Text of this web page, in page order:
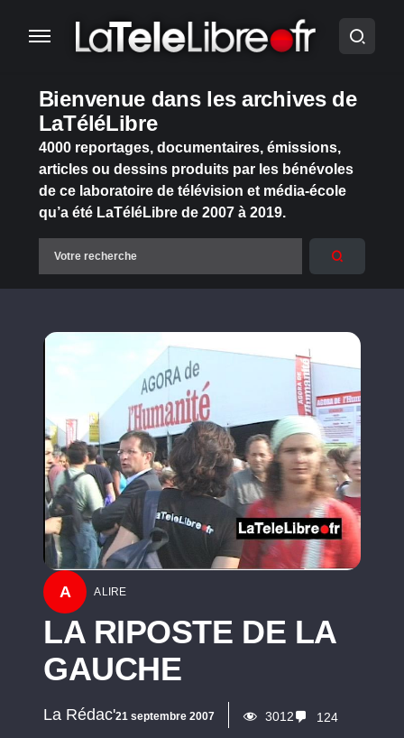
Bienvenue dans les archives de
LaTéléLibre
4000 reportages, documentaires, émissions,
articles ou dessins produits par les bénévoles
de ce laboratoire de télévision et média-école
qu’a été LaTéléLibre de 2007 à 2019.
A A LIRE
LA RIPOSTE DE LA
GAUCHE
La Rédac'21 septembre 2007 3012 124